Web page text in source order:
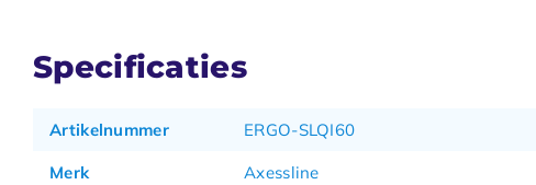
Specificaties
Artikelnummer ERGO-SLQI60
Merk Axessline